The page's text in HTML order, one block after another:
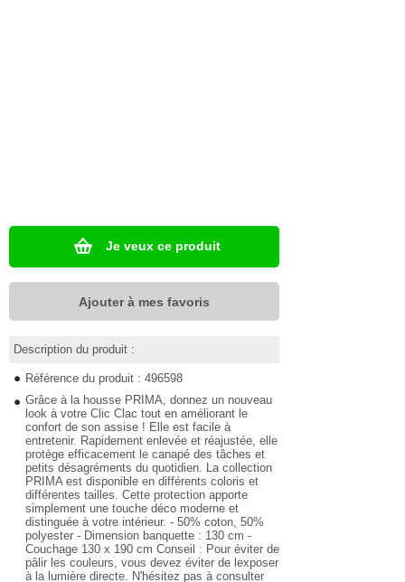
Je veux ce produit
Ajouter à mes favoris
Description du produit :
Référence du produit : 496598
Grâce à la housse PRIMA, donnez un nouveau
look à votre Clic Clac tout en améliorant le
confort de son assise ! Elle est facile à
entretenir. Rapidement enlevée et réajustée, elle
protège efficacement le canapé des tâches et
petits désagréments du quotidien. La collection
PRIMA est disponible en différents coloris et
différentes tailles. Cette protection apporte
simplement une touche déco moderne et
distinguée à votre intérieur. - 50% coton, 50%
polyester - Dimension banquette : 130 cm -
Couchage 130 x 190 cm Conseil : Pour éviter de
pâlir les couleurs, vous devez éviter de lexposer
à la lumière directe. N'hésitez pas à consulter